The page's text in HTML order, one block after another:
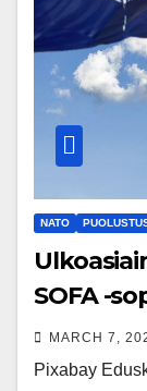
NATO
SOFA -
MARCH 7,
Pixabay